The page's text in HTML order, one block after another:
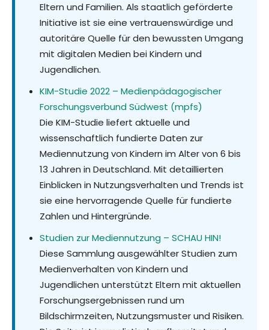
Eltern und Familien. Als staatlich geförderte
Initiative ist sie eine vertrauenswürdige und
autoritäre Quelle für den bewussten Umgang
mit digitalen Medien bei Kindern und
Jugendlichen.
KIM-Studie 2022 – Medienpädagogischer
Forschungsverbund Südwest (mpfs)
Die KIM-Studie liefert aktuelle und
wissenschaftlich fundierte Daten zur
Mediennutzung von Kindern im Alter von 6 bis
13 Jahren in Deutschland. Mit detaillierten
Einblicken in Nutzungsverhalten und Trends ist
sie eine hervorragende Quelle für fundierte
Zahlen und Hintergründe.
Studien zur Mediennutzung – SCHAU HIN!
Diese Sammlung ausgewählter Studien zum
Medienverhalten von Kindern und
Jugendlichen unterstützt Eltern mit aktuellen
Forschungsergebnissen rund um
Bildschirmzeiten, Nutzungsmuster und Risiken.